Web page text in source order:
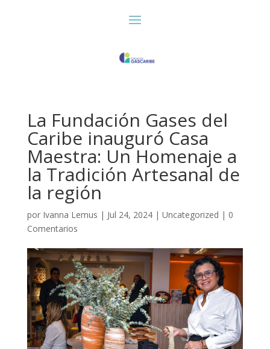
La Fundación Gases del
Caribe inauguró Casa
Maestra: Un Homenaje a
la Tradición Artesanal de
la región
por Ivanna Lemus | Jul 24, 2024| Uncategorized | 0
Comentarios